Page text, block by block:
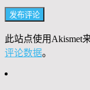
此站点使用Akismet
评论数据。